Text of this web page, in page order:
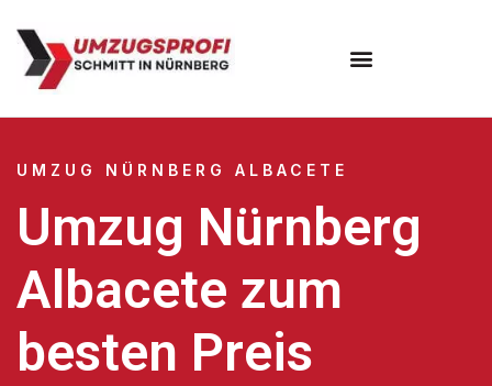
UMZUG NÜRNBERG ALBACETE
Umzug Nürnberg
Albacete zum
besten Preis